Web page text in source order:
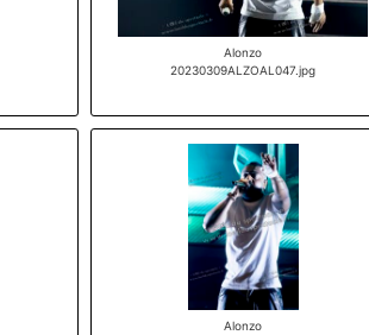
Alonzo
20230309ALZOAL047.jpg
Alonzo